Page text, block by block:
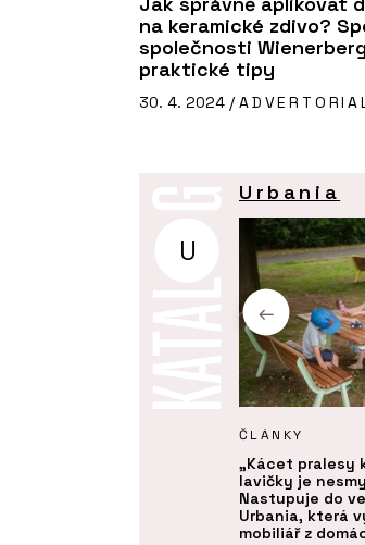
na keramické zdivo?
společnosti
praktické tipy
30. 4. 2024 /
U
Urbania
ČLÁNKY
„Kácet pralesy
lavičky je
Nastupuje do
Urbania, která
mobiliář z